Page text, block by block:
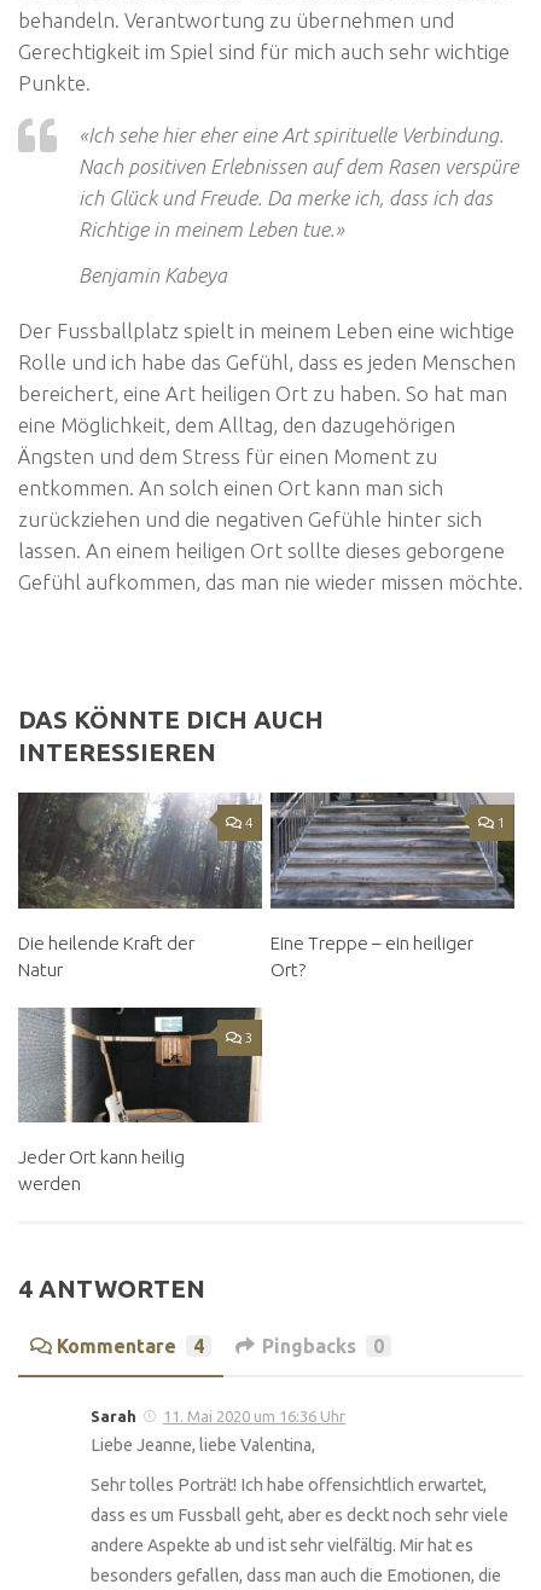
behandeln. Verantwortung zu übernehmen und
Gerechtigkeit im Spiel sind für mich auch sehr wichtige
Punkte.
«Ich sehe hier eher eine Art spirituelle Verbindung.
Nach positiven Erlebnissen auf dem Rasen verspüre
ich Glück und Freude. Da merke ich, dass ich das
Richtige in meinem Leben tue.»
Benjamin Kabeya
Der Fussballplatz spielt in meinem Leben eine wichtige
Rolle und ich habe das Gefühl, dass es jeden Menschen
bereichert, eine Art heiligen Ort zu haben. So hat man
eine Möglichkeit, dem Alltag, den dazugehörigen
Ängsten und dem Stress für einen Moment zu
entkommen. An solch einen Ort kann man sich
zurückziehen und die negativen Gefühle hinter sich
lassen. An einem heiligen Ort sollte dieses geborgene
Gefühl aufkommen, das man nie wieder missen möchte.
DAS KÖNNTE DICH AUCH
INTERESSIEREN
4
Die heilende Kraft der
Natur
1
Eine Treppe – ein heiliger
Ort?
3
Jeder Ort kann heilig
werden
4 ANTWORTEN
Kommentare 4 Pingbacks 0
Sarah 11. Mai 2020 um 16:36 Uhr
Liebe Jeanne, liebe Valentina,
Sehr tolles Porträt! Ich habe offensichtlich erwartet,
dass es um Fussball geht, aber es deckt noch sehr viele
andere Aspekte ab und ist sehr vielfältig. Mir hat es
besonders gefallen, dass man auch die Emotionen, die